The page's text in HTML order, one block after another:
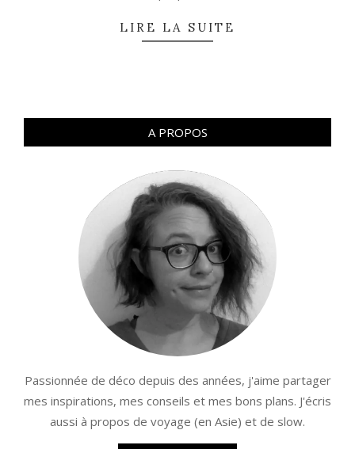
LIRE LA SUITE
A PROPOS
Passionnée de déco depuis des années, j'aime partager
mes inspirations, mes conseils et mes bons plans. J'écris
aussi à propos de voyage (en Asie) et de slow.